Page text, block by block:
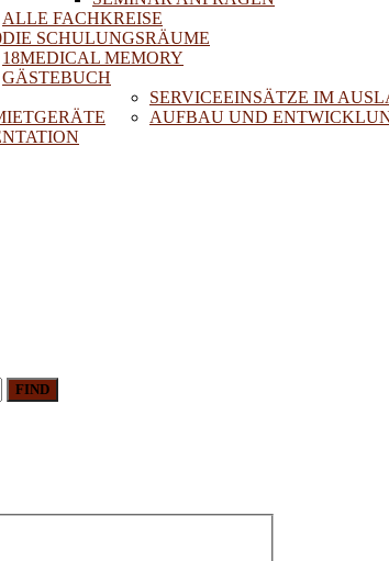
ALLE FACHKREISE
DIE SCHULUNGSRÄUME
18MEDICAL MEMORY
GÄSTEBUCH
SERVICEEINSÄTZE IM
AUFBAU UND
FIND